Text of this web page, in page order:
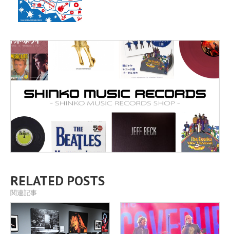
RELATED POSTS
関連記事